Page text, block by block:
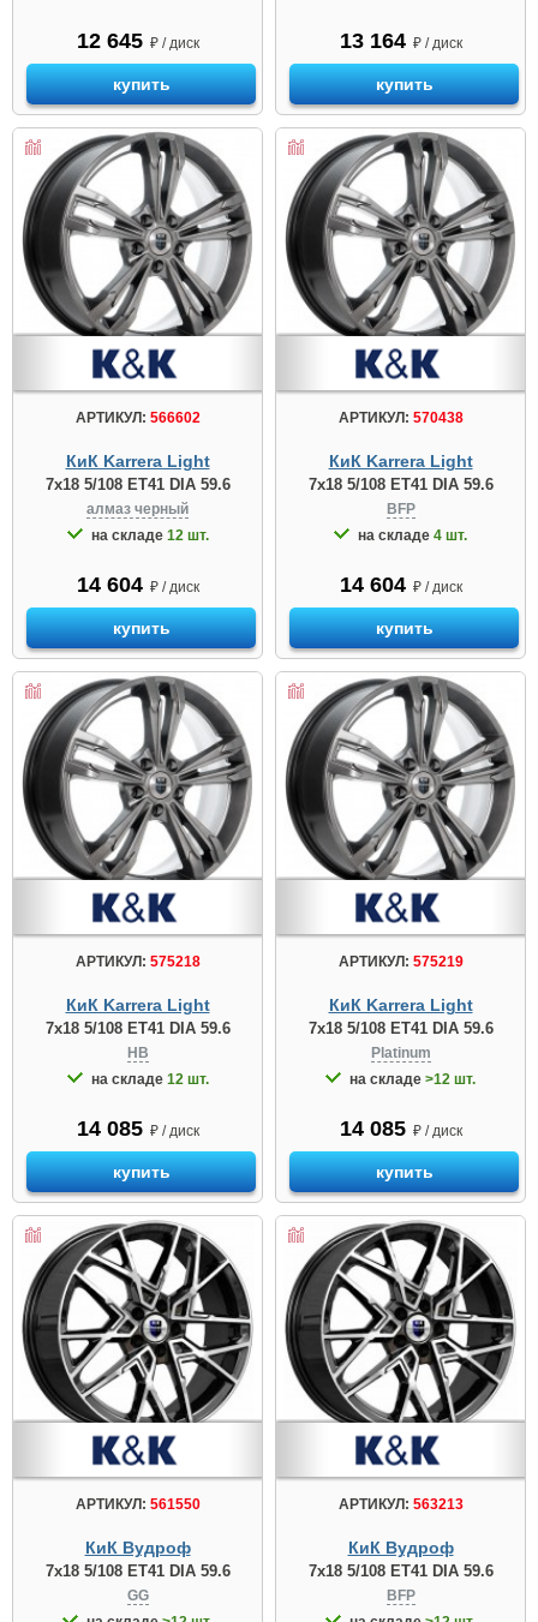
12 645 ₽ / диск
купить
13 164 ₽ / диск
купить
АРТИКУЛ: 566602
КиК Karrera Light
7x18 5/108 ET41 DIA 59.6
алмаз чeрный
на складе 12 шт.
14 604 ₽ / диск
купить
АРТИКУЛ: 570438
КиК Karrera Light
7x18 5/108 ET41 DIA 59.6
BFP
на складе 4 шт.
14 604 ₽ / диск
купить
АРТИКУЛ: 575218
КиК Karrera Light
7x18 5/108 ET41 DIA 59.6
HB
на складе 12 шт.
14 085 ₽ / диск
купить
АРТИКУЛ: 575219
КиК Karrera Light
7x18 5/108 ET41 DIA 59.6
Platinum
на складе >12 шт.
14 085 ₽ / диск
купить
АРТИКУЛ: 561550
КиК Вудроф
7x18 5/108 ET41 DIA 59.6
GG
АРТИКУЛ: 563213
КиК Вудроф
7x18 5/108 ET41 DIA 59.6
BFP